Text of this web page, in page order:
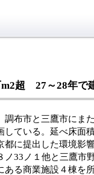
m2超 27～28年
布市と三鷹市にま
している。延べ床面
に提出した環境影
33ノ１他と三鷹市
ある商業施設４棟を